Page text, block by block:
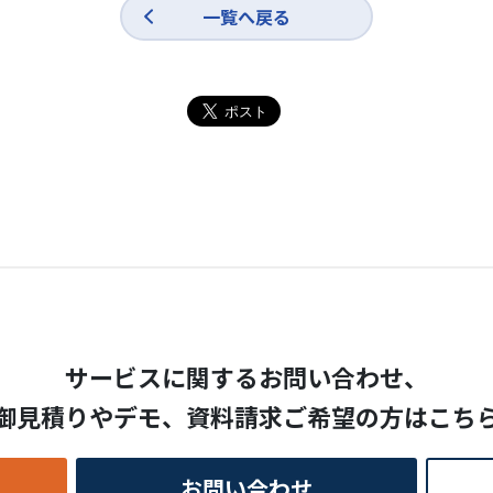
一覧へ戻る
サービスに関するお問い合わせ、
見積りやデモ、 資料請求ご希望の方はこち